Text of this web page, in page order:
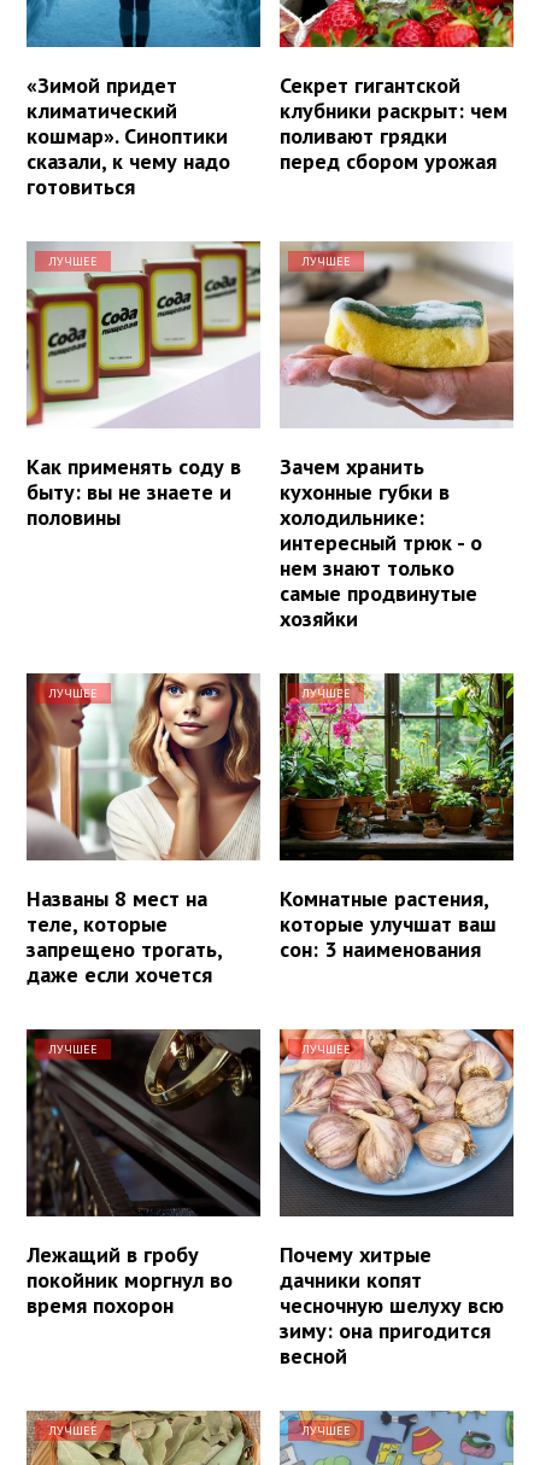
«Зимой придет
климатический
кошмар». Синоптики
сказали, к чему надо
готовиться
Секрет гигантской
клубники раскрыт: чем
поливают грядки
перед сбором урожая
ЛУЧШЕЕ
Как применять соду в
быту: вы не знаете и
половины
ЛУЧШЕЕ
Зачем хранить
кухонные губки в
холодильнике:
интересный трюк - о
нем знают только
самые продвинутые
хозяйки
ЛУЧШЕЕ
Названы 8 мест на
теле, которые
запрещено трогать,
даже если хочется
ЛУЧШЕЕ
Комнатные растения,
которые улучшат ваш
сон: 3 наименования
ЛУЧШЕЕ
Лежащий в гробу
покойник моргнул во
время похорон
ЛУЧШЕЕ
Почему хитрые
дачники копят
чесночную шелуху всю
зиму: она пригодится
весной
ЛУЧШЕЕ ЛУЧШЕЕ